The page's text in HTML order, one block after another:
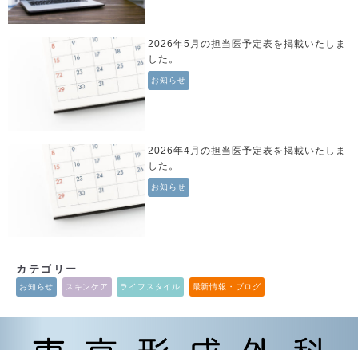
2026年5月の担当医予定表を掲載いたしま
した。
お知らせ
2026年4月の担当医予定表を掲載いたしま
した。
お知らせ
カテゴリー
お知らせ スキンケア ライフスタイル 最新情報・ブログ